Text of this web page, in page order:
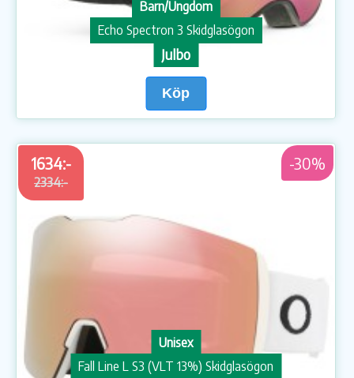
Barn/Ungdom
Echo Spectron 3 Skidglasögon
Julbo
Köp
1634:-
2334:-
-30%
Unisex
Fall Line L S3 (VLT 13%) Skidglasögon